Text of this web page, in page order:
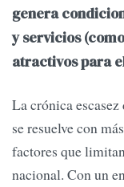
genera
y servicios
atractivos para
La crónica
se resuelve con
factores que
nacional. Con un